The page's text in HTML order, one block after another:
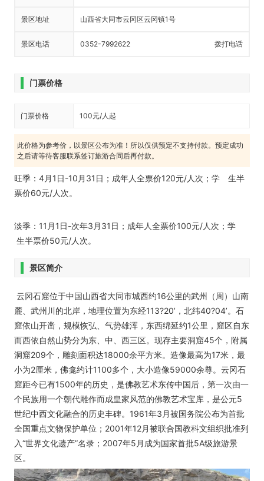
景区地址 山西省大同市云冈区云冈镇1号
景区电话 0352-7992622 拨打电话
门票价格
门票价格 100元/人起
此价格为参考价，以景区公布为准！所以仅供预定不支持付款。预定成功
之后请等待客服联系签订旅游合同后再付款。
旺季：4月1日-10月31日；成年人全票价120元/人次；学 生半
票价60元/人次。
淡季：11月1日-次年3月31日；成年人全票价100元/人次；学
生半票价50元/人次。
景区简介
云冈石窟位于中国山西省大同市城西约16公里的武州（周）山南
麓、武州川的北岸，地理位置为东经113?20’，北纬40?04’。石
窟依山开凿，规模恢弘、气势雄浑，东西绵延约1公里，窟区自东
而西依自然山势分为东、中、西三区。现存主要洞窟45个，附属
洞窟209个，雕刻面积达18000余平方米。造像最高为17米，最
小为2厘米，佛龛约计1100多个，大小造像59000余尊。云冈石
窟距今已有1500年的历史，是佛教艺术东传中国后，第一次由一
个民族用一个朝代雕作而成皇家风范的佛教艺术宝库，是公元5
世纪中西文化融合的历史丰碑。1961年3月被国务院公布为首批
全国重点文物保护单位；2001年12月被联合国教科文组织批准列
入“世界文化遗产”名录；2007年5月成为国家首批5A级旅游景
区。